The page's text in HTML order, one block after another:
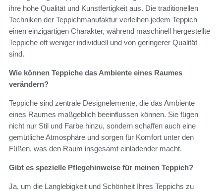
ihre hohe Qualität und Kunstfertigkeit aus. Die traditionellen
Techniken der Teppichmanufaktur verleihen jedem Teppich
einen einzigartigen Charakter, während maschinell hergestellte
Teppiche oft weniger individuell und von geringerer Qualität
sind.
Wie können Teppiche das Ambiente eines Raumes
verändern?
Teppiche sind zentrale Designelemente, die das Ambiente
eines Raumes maßgeblich beeinflussen können. Sie fügen
nicht nur Stil und Farbe hinzu, sondern schaffen auch eine
gemütliche Atmosphäre und sorgen für Komfort unter den
Füßen, was den Raum insgesamt einladender macht.
Gibt es spezielle Pflegehinweise für meinen Teppich?
Ja, um die Langlebigkeit und Schönheit Ihres Teppichs zu